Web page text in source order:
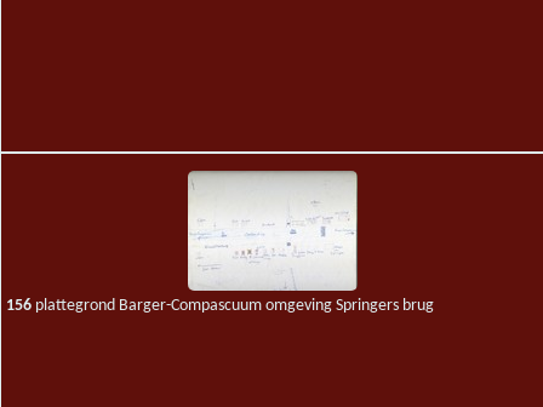
156 plattegrond Barger-Compascuum omgeving Springers brug